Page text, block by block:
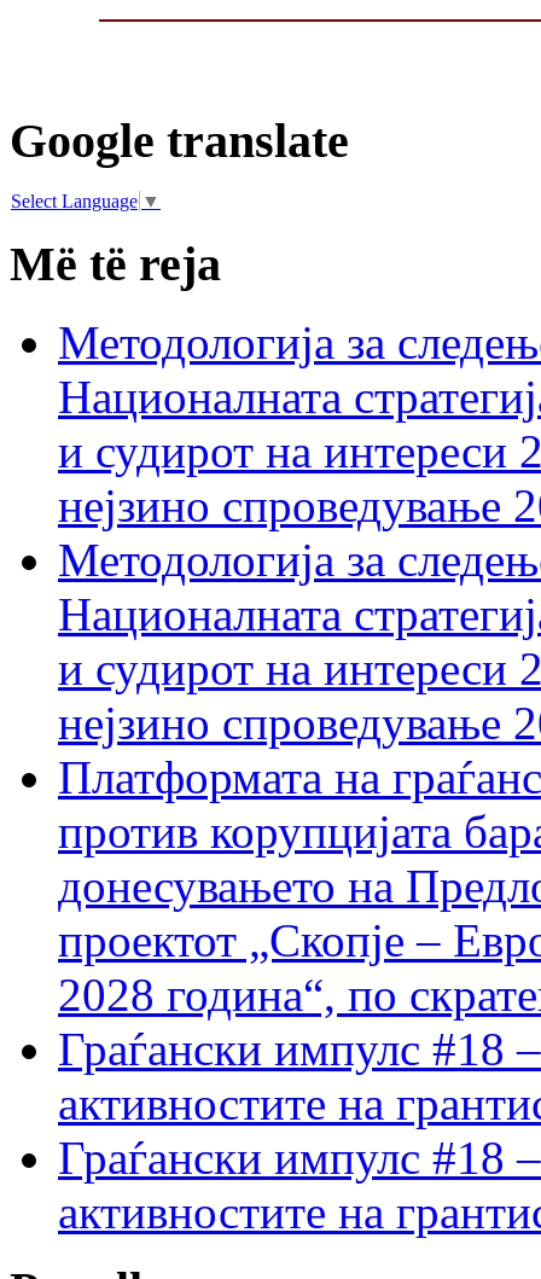
Google translate
Select Language ▼
Më të reja
Методологија за
Националната
и судирот на интереси
нејзино спроведување
Методологија за
Националната
и судирот на интереси
нејзино спроведување
Платформата на
против корупцијата
донесувањето на
проектот „Скопје –
2028 година“, по
Граѓански импулс #18
активностите на
Граѓански импулс #18
активностите на